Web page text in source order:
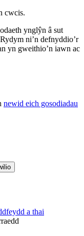
cwcis.
ynglŷn â sut
ni’n defnyddio’r
yn gweithio’n iawn ac
newid eich gosodiadau
a thai